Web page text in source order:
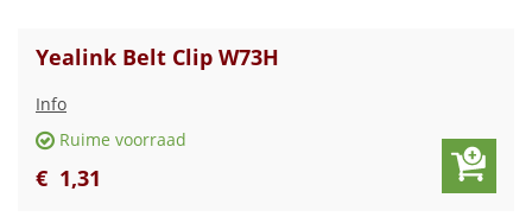
Yealink Belt Clip W73H
Info
Ruime voorraad
€ 1,31